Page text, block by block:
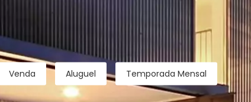
Venda Aluguel Temporada Mensal